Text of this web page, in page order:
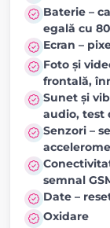
Baterie –
egală cu
Ecran –
Foto și
frontală,
Sunet și
audio, test
Senzori –
semnal
Date –
Oxidare